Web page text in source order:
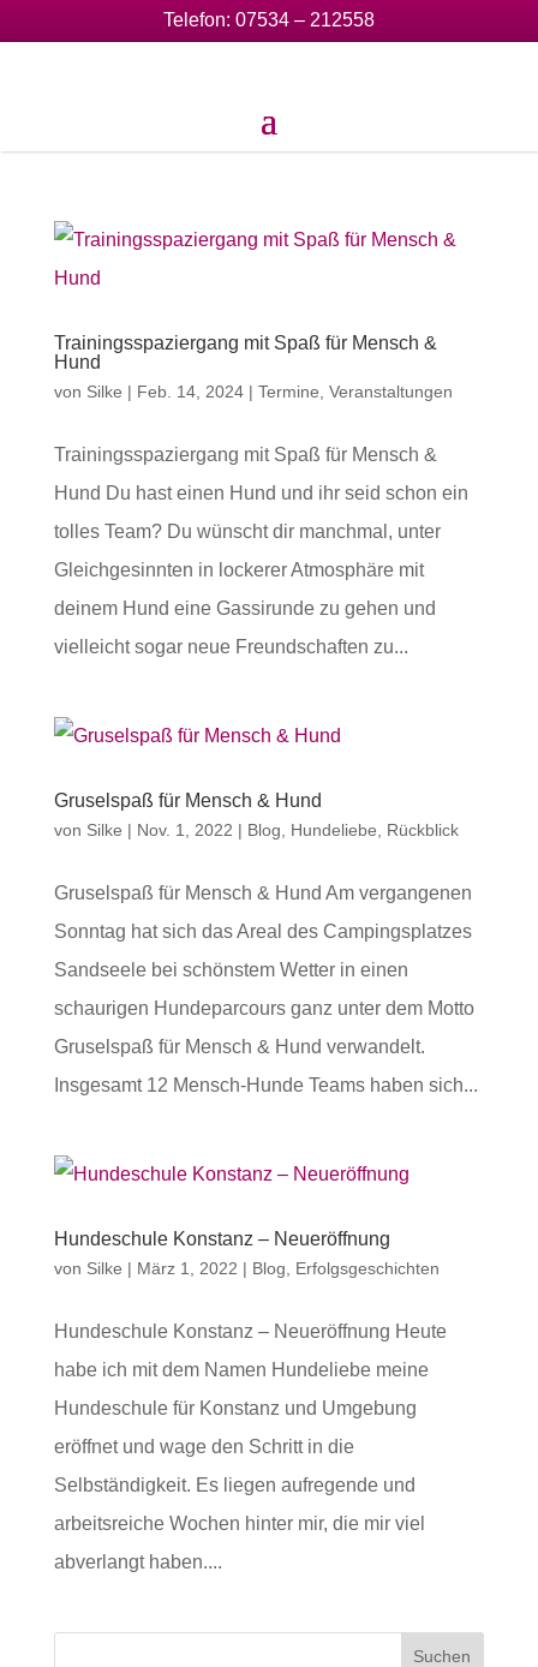
Telefon: 07534 – 212558
Trainingsspaziergang mit Spaß für Mensch &
Hund
von Silke | Feb. 14, 2024| Termine Veranstaltungen
Trainingsspaziergang mit Spaß für Mensch &
Hund Du hast einen Hund und ihr seid schon ein
tolles Team? Du wünscht dir manchmal, unter
Gleichgesinnten in lockerer Atmosphäre mit
deinem Hund eine Gassirunde zu gehen und
vielleicht sogar neue Freundschaften zu...
Gruselspaß für Mensch & Hund
von Silke | Nov. 1, 2022 | Blog Hundeliebe Rückblick
Gruselspaß für Mensch & Hund Am vergangenen
Sonntag hat sich das Areal des Campingsplatzes
Sandseele bei schönstem Wetter in einen
schaurigen Hundeparcours ganz unter dem Motto
Gruselspaß für Mensch & Hund verwandelt.
Insgesamt 12 Mensch-Hunde Teams haben sich...
Hundeschule Konstanz – Neueröffnung
von Silke | März 1, 2022 | Blog Erfolgsgeschichten
Hundeschule Konstanz – Neueröffnung Heute
habe ich mit dem Namen Hundeliebe meine
Hundeschule für Konstanz und Umgebung
eröffnet und wage den Schritt in die
Selbständigkeit. Es liegen aufregende und
arbeitsreiche Wochen hinter mir, die mir viel
abverlangt haben....
Suchen